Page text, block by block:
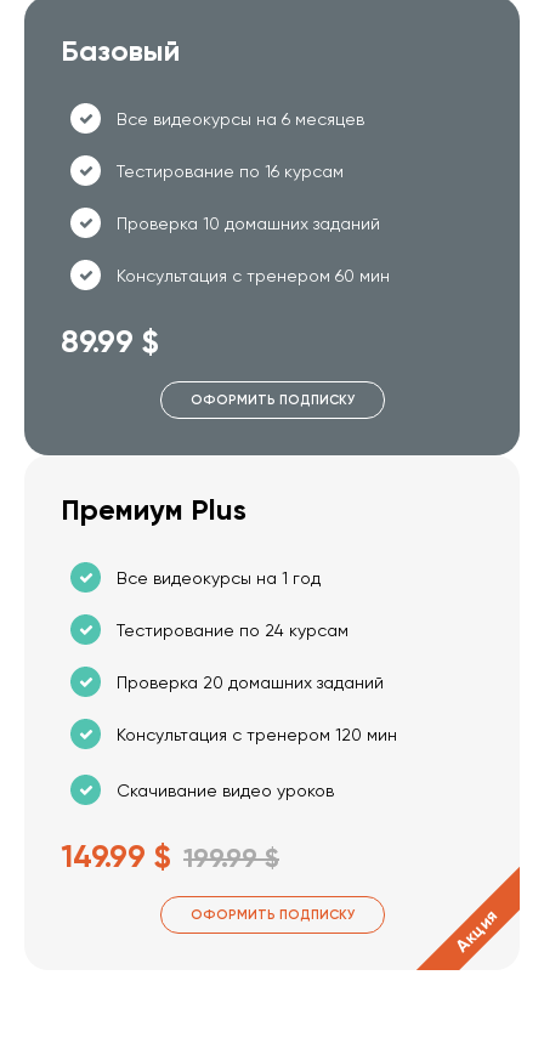
Базовый
Все видеокурсы на 6 месяцев
Тестирование по 16 курсам
Проверка 10 домашних заданий
Консультация с тренером 60 мин
89.99 $
ОФОРМИТЬ ПОДПИСКУ
Премиум Plus
Все видеокурсы на 1 год
Тестирование по 24 курсам
Проверка 20 домашних заданий
Консультация с тренером 120 мин
Скачивание видео уроков
149.99 $ 199.99 $
ОФОРМИТЬ ПОДПИСКУ Акция